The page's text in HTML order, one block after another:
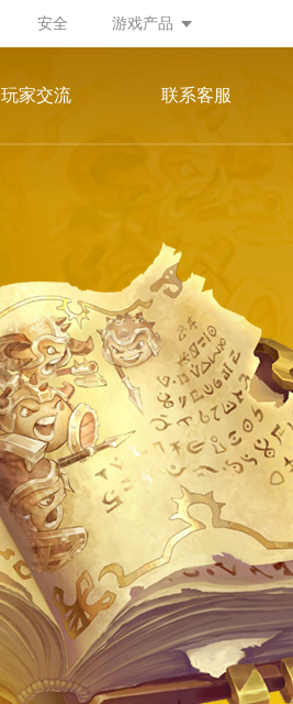
安全 游戏产品
玩家交流 联系客服
官方微信群